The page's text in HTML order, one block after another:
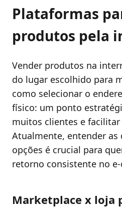
Plataformas
produtos pela
Vender produtos na
do lugar escolhido para
como selecionar o
físico: um ponto
muitos clientes e facilitar
Atualmente, entender as
opções é crucial para
retorno consistente no
Marketplace x loja